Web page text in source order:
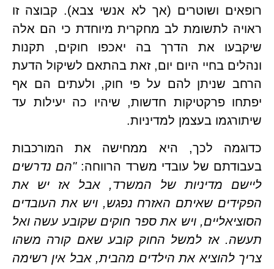
רופאים ושוטרים (אך לא אנשי צבא). קבוצה זו
ראויה לתשומת לב מחקרית מיוחדת כי הם אלה
שיקבעו את הדרך בה יאכפו חוקים, תקנות
ונהלים בחיי היום יום, זאת בהתאם לשיקול הדעת
הרחב שניתן להם על פי חוק, ולעתים הם אף
יפתחו פרקטיקות חדשות, שיהיו כה יעילות עד
בעצמן למדיניות.
כדוגמה לכך, היא ממחישה את המורכבות
של עובדי משרד הרווחה:
"הם נדרשים
ליישם מדיניות של המשרד, אבל אז יש את
הפקידים שאיתם האזרח נפגש, ויש את העובדים
הסוציאליים, ויש את ספר חוקים שקובע עשה ואל
צריך להוציא את הילדים מהבית, אבל אין רשימה